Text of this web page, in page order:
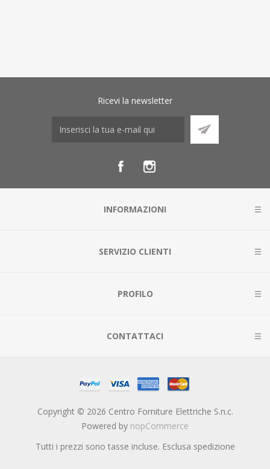
Ricevi la newsletter
INFORMAZIONI
SERVIZIO CLIENTI
PROFILO
CONTATTACI
Copyright © 2026 Centro Forniture Elettriche S.n.c.
Powered by nopCommerce
Tutti i prezzi sono tasse incluse. Esclusa spedizione